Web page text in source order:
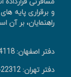
مسافرتی
و برقراری پایه
راهنمایان، بر آن
دفتر اصفهان: 34118-031
دفتر تهران: 28422312-021